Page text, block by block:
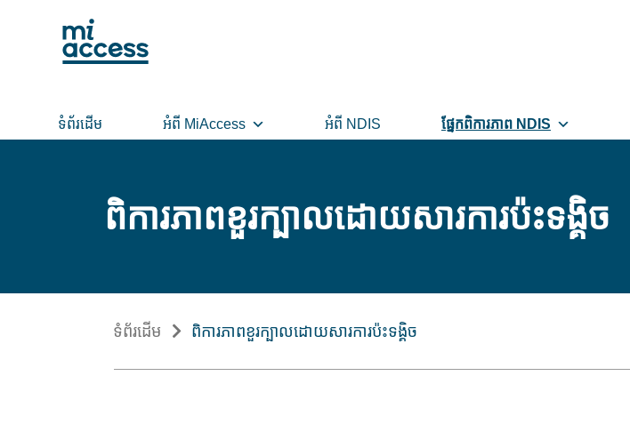
ទំព័រដើម អំពី MiAccess អំពី NDIS ផ្នែកពិការភាព NDIS
ពិការភាពខួរក្បាលដោយសារការប៉ះទង្គិច
ទំព័រដើម ពិការភាពខួរក្បាលដោយសារការប៉ះទង្គិច